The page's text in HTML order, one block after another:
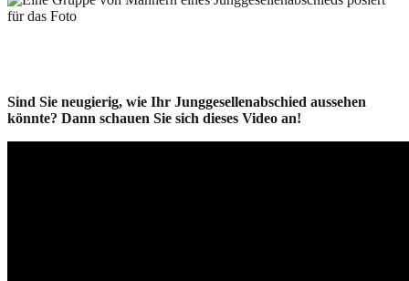
Sind Sie neugierig, wie Ihr Junggesellenabschied aussehen
könnte? Dann schauen Sie sich dieses Video an!